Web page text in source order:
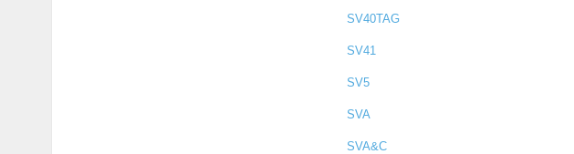
SV40TAG
SV41
SV5
SVA
SVA&C